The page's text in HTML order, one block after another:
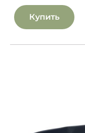
Купить